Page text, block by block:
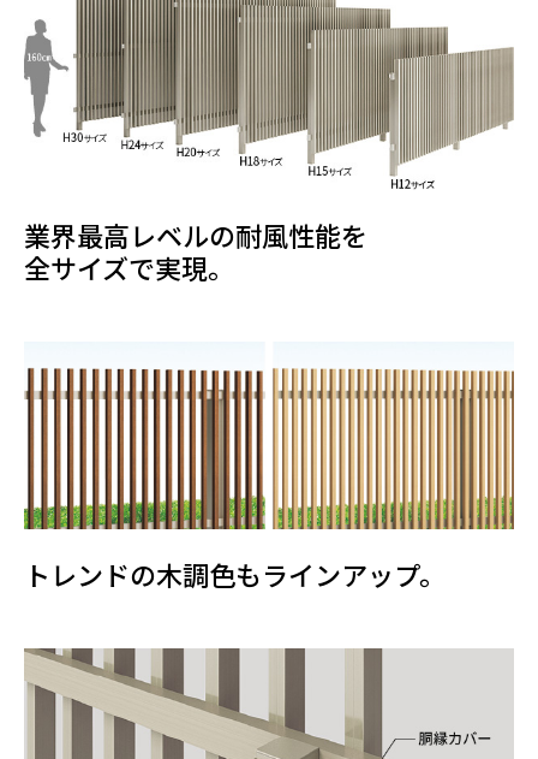
業界最高レベルの耐風性能を
全サイズで実現。
トレンドの木調色もラインアップ。